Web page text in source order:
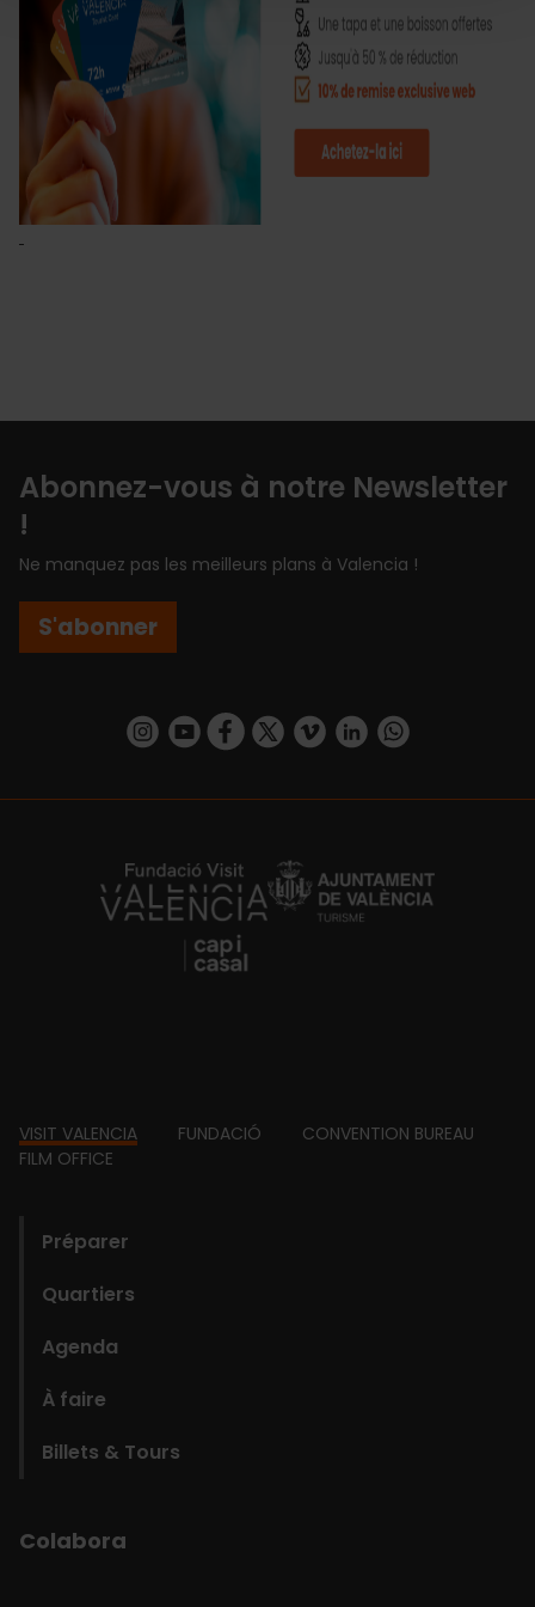
Abonnez-vous à notre Newsletter
!
Ne manquez pas les meilleurs plans à Valencia !
S'abonner
https://www.instagram.com/visit_valencia/
https://www.youtube.com/user/
https://www.facebook.com/
https://twitter.com/
https://vimeo.com/
https://www.linkedin.com/company/turismo-valencia/https://api.whatsapp.com/send/
https://fundacion.visitvalencia.com/
Footer
VISIT VALENCIA FUNDACIÓ
CONVENTION BUREAU
FILM OFFICE
Préparer
Quartiers
Agenda
À faire
Billets & Tours
Colabora